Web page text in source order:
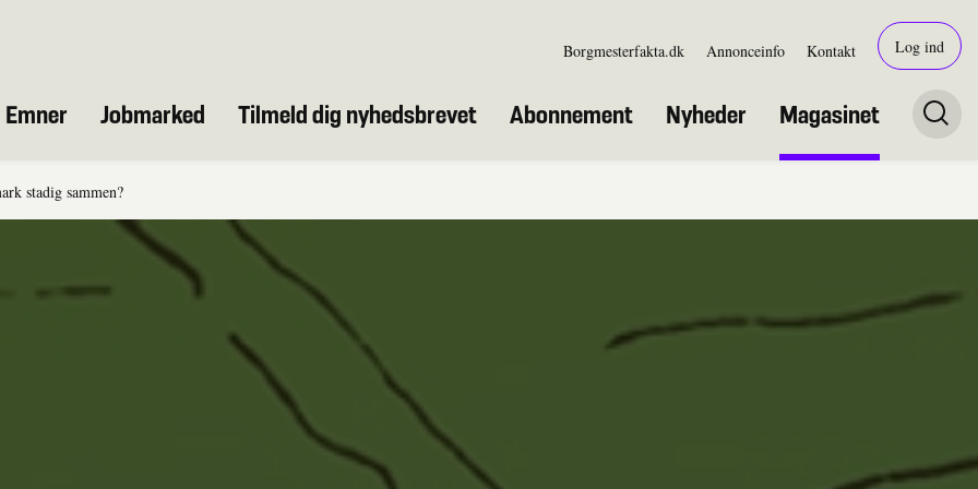
Borgmesterfakta.dk Annonceinfo Kontakt Log ind
Emner Jobmarked Tilmeld dig nyhedsbrevet Abonnement Nyheder Magasinet
stadig sammen?